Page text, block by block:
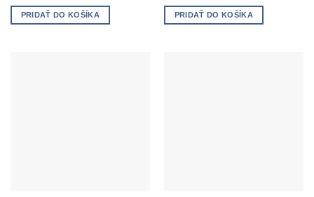
PRIDAŤ DO KOŠÍKA PRIDAŤ DO KOŠÍKA